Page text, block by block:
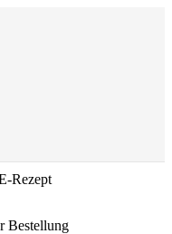
Rezept
Bestellung